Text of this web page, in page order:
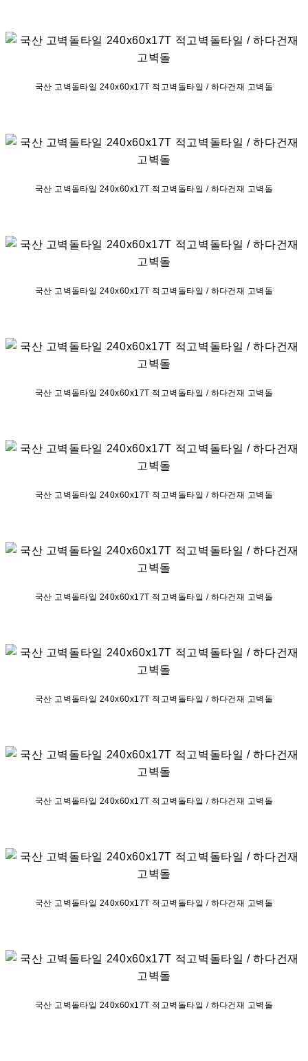
국산 고벽돌타일 240x60x17T 적고벽돌타일 / 하다건재 고벽돌
국산 고벽돌타일 240x60x17T 적고벽돌타일 / 하다건재 고벽돌
국산 고벽돌타일 240x60x17T 적고벽돌타일 / 하다건재 고벽돌
국산 고벽돌타일 240x60x17T 적고벽돌타일 / 하다건재 고벽돌
국산 고벽돌타일 240x60x17T 적고벽돌타일 / 하다건재 고벽돌
국산 고벽돌타일 240x60x17T 적고벽돌타일 / 하다건재 고벽돌
국산 고벽돌타일 240x60x17T 적고벽돌타일 / 하다건재 고벽돌
국산 고벽돌타일 240x60x17T 적고벽돌타일 / 하다건재 고벽돌
국산 고벽돌타일 240x60x17T 적고벽돌타일 / 하다건재 고벽돌
국산 고벽돌타일 240x60x17T 적고벽돌타일 / 하다건재 고벽돌